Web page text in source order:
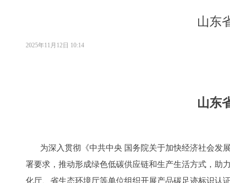
山东
山东
为深入贯彻《中共中央 国务院关于加快经济社会发
署要求，推动形成绿色低碳供应链和生产生活方式，助
化厅、省生态环境厅等单位组织开展产品碳足迹标识认
2025年11月12日 10:14